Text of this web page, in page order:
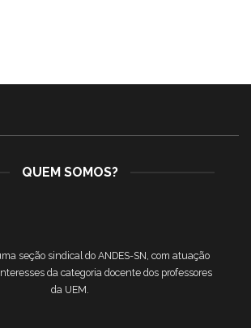
QUEM SOMOS?
seção sindical do ANDES-SN, com atuação
da categoria docente dos professores
da UEM.